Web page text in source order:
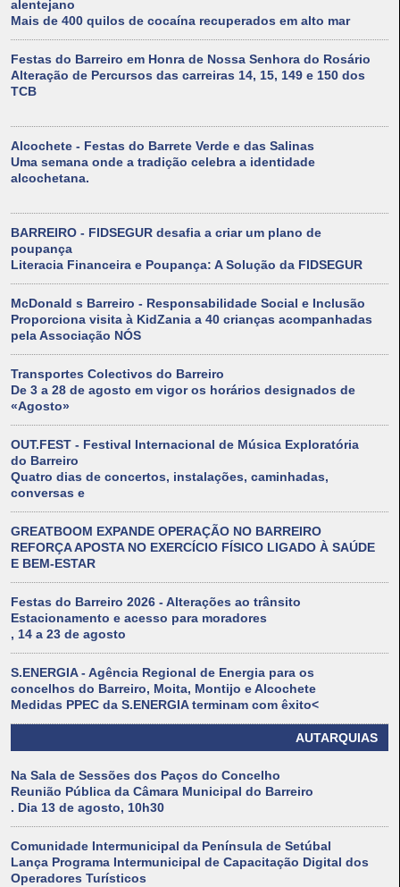
alentejano
Mais de 400 quilos de cocaína recuperados em alto mar
Festas do Barreiro em Honra de Nossa Senhora do Rosário
Alteração de Percursos das carreiras 14, 15, 149 e 150 dos
TCB
Alcochete - Festas do Barrete Verde e das Salinas
Uma semana onde a tradição celebra a identidade
alcochetana.
BARREIRO - FIDSEGUR desafia a criar um plano de
poupança
Literacia Financeira e Poupança: A Solução da FIDSEGUR
McDonald s Barreiro - Responsabilidade Social e Inclusão
Proporciona visita à KidZania a 40 crianças acompanhadas
pela Associação NÓS
Transportes Colectivos do Barreiro
De 3 a 28 de agosto em vigor os horários designados de
«Agosto»
OUT.FEST - Festival Internacional de Música Exploratória
do Barreiro
Quatro dias de concertos, instalações, caminhadas,
conversas e
GREATBOOM EXPANDE OPERAÇÃO NO BARREIRO
REFORÇA APOSTA NO EXERCÍCIO FÍSICO LIGADO À SAÚDE
E BEM-ESTAR
Festas do Barreiro 2026 - Alterações ao trânsito
Estacionamento e acesso para moradores
, 14 a 23 de agosto
S.ENERGIA - Agência Regional de Energia para os
concelhos do Barreiro, Moita, Montijo e Alcochete
Medidas PPEC da S.ENERGIA terminam com êxito<
AUTARQUIAS
Na Sala de Sessões dos Paços do Concelho
Reunião Pública da Câmara Municipal do Barreiro
. Dia 13 de agosto, 10h30
Comunidade Intermunicipal da Península de Setúbal
Lança Programa Intermunicipal de Capacitação Digital dos
Operadores Turísticos